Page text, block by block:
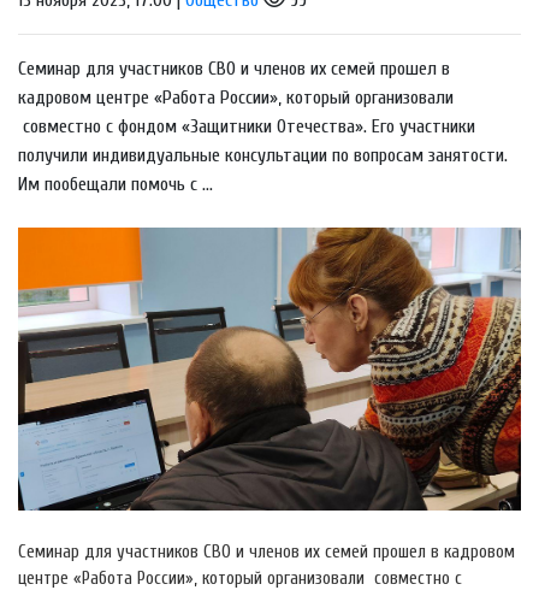
Семинар для участников СВО и членов их семей прошел в
кадровом центре «Работа России», который организовали
совместно с фондом «Защитники Отечества». Его участники
получили индивидуальные консультации по вопросам занятости.
Им пообещали помочь с ...
Семинар для участников СВО и членов их семей прошел в кадровом
центре «Работа России», который организовали совместно с